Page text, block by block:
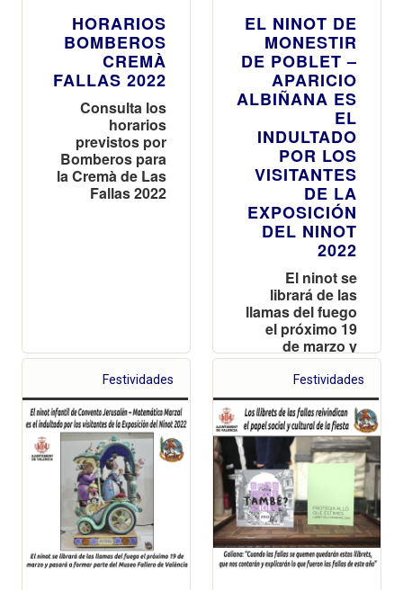
HORARIOS
BOMBEROS
CREMÀ
FALLAS 2022
Consulta los
horarios
previstos por
Bomberos para
la Cremà de Las
Fallas 2022
EL NINOT DE
MONESTIR
DE POBLET –
APARICIO
ALBIÑANA ES
EL
INDULTADO
POR LOS
VISITANTES
DE LA
EXPOSICIÓN
DEL NINOT
2022
El ninot se
librará de las
llamas del fuego
el próximo 19
de marzo y
pasará a formar
parte del Museo
Fallero de
València
Festividades Festividades